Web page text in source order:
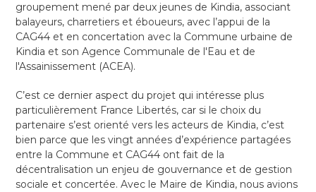
groupement mené par deux jeunes de Kindia, associant
balayeurs, charretiers et éboueurs, avec l’appui de la
CAG44 et en concertation avec la Commune urbaine de
Kindia et son Agence Communale de l'Eau et de
l'Assainissement (ACEA).
C’est ce dernier aspect du projet qui intéresse plus
particulièrement France Libertés, car si le choix du
partenaire s’est orienté vers les acteurs de Kindia, c’est
bien parce que les vingt années d’expérience partagées
entre la Commune et CAG44 ont fait de la
décentralisation un enjeu de gouvernance et de gestion
sociale et concertée. Avec le Maire de Kindia, nous avions